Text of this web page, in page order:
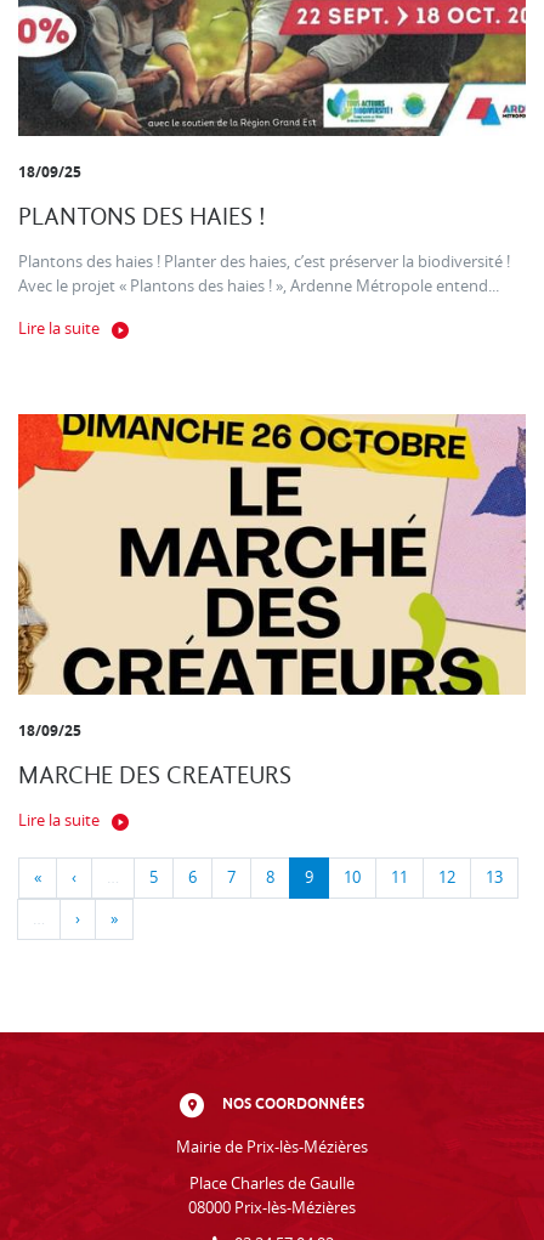
18/09/25
PLANTONS DES HAIES !
Plantons des haies ! Planter des haies, c’est préserver la biodiversité !
Avec le projet « Plantons des haies ! », Ardenne Métropole entend...
Lire la suite
18/09/25
MARCHE DES CREATEURS
Lire la suite
« ‹ … 5 6 7 8 9 10 11 12 13
… › »
NOS COORDONNÉES
Mairie de Prix-lès-Mézières
Place Charles de Gaulle
08000 Prix-lès-Mézières